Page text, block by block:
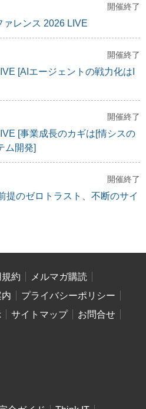
開催終了
レンス 2026 LIVE
開催終了
[AIエージェントの戦力化はI
開催終了
[事業成長のカギは[情シスの
ム開発]
開催終了
提のゼロトラスト、不断のサイ
約
メルマガ購読
プライバシーポリシー
サイトマップ
お問合せ